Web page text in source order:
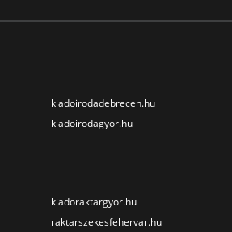
kiadoirodadebrecen.hu
kiadoirodagyor.hu
kiadoraktargyor.hu
raktarszekesfehervar.hu